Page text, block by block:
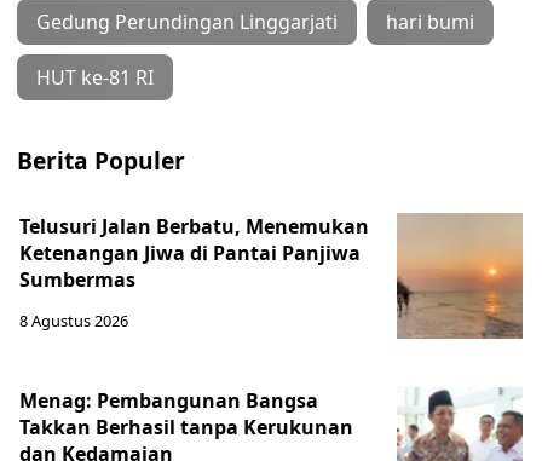
Gedung Perundingan Linggarjati hari bumi
HUT ke-81 RI
Berita Populer
Telusuri Jalan Berbatu, Menemukan
Ketenangan Jiwa di Pantai Panjiwa
Sumbermas
8 Agustus 2026
Menag: Pembangunan Bangsa
Takkan Berhasil tanpa Kerukunan
dan Kedamaian